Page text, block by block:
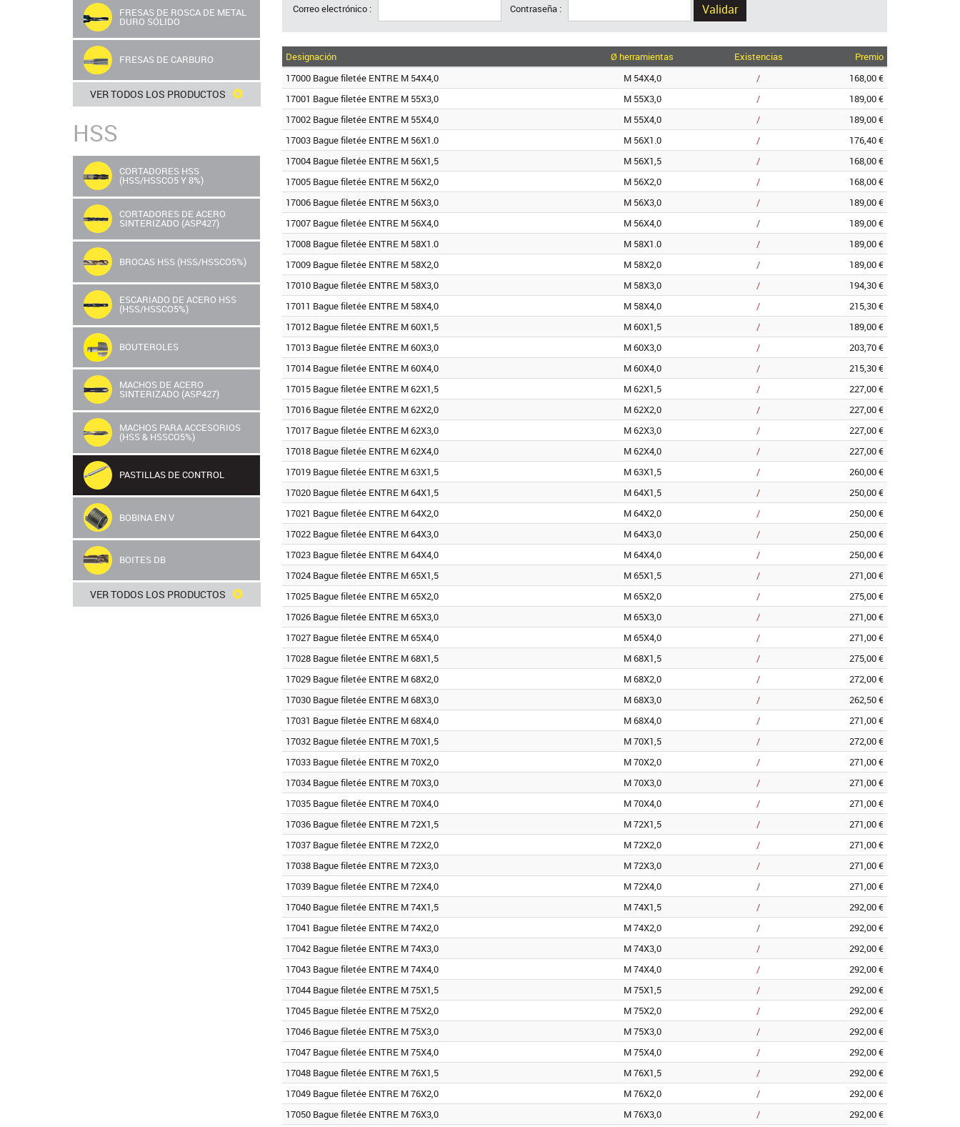
FRESAS DE ROSCA DE METAL
DURO SÓLIDO
FRESAS DE CARBURO
VER TODOS LOS PRODUCTOS
HSS
CORTADORES HSS
(HSS/HSSCO5 Y 8%)
CORTADORES DE ACERO
SINTERIZADO (ASP427)
BROCAS HSS (HSS/HSSCO5%)
ESCARIADO DE ACERO HSS
(HSS/HSSCO5%)
BOUTEROLES
MACHOS DE ACERO
SINTERIZADO (ASP427)
MACHOS PARA ACCESORIOS
(HSS & HSSCO5%)
PASTILLAS DE CONTROL
BOBINA EN V
BOITES DB
VER TODOS LOS PRODUCTOS
Correo electrónico : Contraseña : Validar
Designación Ø herramientas Existencias
Premio
17000 Bague filetée ENTRE M 54X4,0
M 54X4,0 /
168,00 €
17001 Bague filetée ENTRE M 55X3,0
M 55X3,0 /
189,00 €
17002 Bague filetée ENTRE M 55X4,0
M 55X4,0 /
189,00 €
17003 Bague filetée ENTRE M 56X1.0
M 56X1.0 /
176,40 €
17004 Bague filetée ENTRE M 56X1,5
M 56X1,5 /
168,00 €
17005 Bague filetée ENTRE M 56X2,0
M 56X2,0 /
168,00 €
17006 Bague filetée ENTRE M 56X3,0
M 56X3,0 /
189,00 €
17007 Bague filetée ENTRE M 56X4,0
M 56X4,0 /
189,00 €
17008 Bague filetée ENTRE M 58X1.0
M 58X1.0 /
189,00 €
17009 Bague filetée ENTRE M 58X2,0
M 58X2,0 /
189,00 €
17010 Bague filetée ENTRE M 58X3,0
M 58X3,0 /
194,30 €
17011 Bague filetée ENTRE M 58X4,0
M 58X4,0 /
215,30 €
17012 Bague filetée ENTRE M 60X1,5
M 60X1,5 /
189,00 €
17013 Bague filetée ENTRE M 60X3,0
M 60X3,0 /
203,70 €
17014 Bague filetée ENTRE M 60X4,0
M 60X4,0 /
215,30 €
17015 Bague filetée ENTRE M 62X1,5
M 62X1,5 /
227,00 €
17016 Bague filetée ENTRE M 62X2,0
M 62X2,0 /
227,00 €
17017 Bague filetée ENTRE M 62X3,0
M 62X3,0 /
227,00 €
17018 Bague filetée ENTRE M 62X4,0
M 62X4,0 /
227,00 €
17019 Bague filetée ENTRE M 63X1,5
M 63X1,5 /
260,00 €
17020 Bague filetée ENTRE M 64X1,5
M 64X1,5 /
250,00 €
17021 Bague filetée ENTRE M 64X2,0
M 64X2,0 /
250,00 €
17022 Bague filetée ENTRE M 64X3,0
M 64X3,0 /
250,00 €
17023 Bague filetée ENTRE M 64X4,0
M 64X4,0 /
250,00 €
17024 Bague filetée ENTRE M 65X1,5
M 65X1,5 /
271,00 €
17025 Bague filetée ENTRE M 65X2,0
M 65X2,0 /
275,00 €
17026 Bague filetée ENTRE M 65X3,0
M 65X3,0 /
271,00 €
17027 Bague filetée ENTRE M 65X4,0
M 65X4,0 /
271,00 €
17028 Bague filetée ENTRE M 68X1,5
M 68X1,5 /
275,00 €
17029 Bague filetée ENTRE M 68X2,0
M 68X2,0 /
272,00 €
17030 Bague filetée ENTRE M 68X3,0
M 68X3,0 /
262,50 €
17031 Bague filetée ENTRE M 68X4,0
M 68X4,0 /
271,00 €
17032 Bague filetée ENTRE M 70X1,5
M 70X1,5 /
272,00 €
17033 Bague filetée ENTRE M 70X2,0
M 70X2,0 /
271,00 €
17034 Bague filetée ENTRE M 70X3,0
M 70X3,0 /
271,00 €
17035 Bague filetée ENTRE M 70X4,0
M 70X4,0 /
271,00 €
17036 Bague filetée ENTRE M 72X1,5
M 72X1,5 /
271,00 €
17037 Bague filetée ENTRE M 72X2,0
M 72X2,0 /
271,00 €
17038 Bague filetée ENTRE M 72X3,0
M 72X3,0 /
271,00 €
17039 Bague filetée ENTRE M 72X4,0
M 72X4,0 /
271,00 €
17040 Bague filetée ENTRE M 74X1,5
M 74X1,5 /
292,00 €
17041 Bague filetée ENTRE M 74X2,0
M 74X2,0 /
292,00 €
17042 Bague filetée ENTRE M 74X3,0
M 74X3,0 /
292,00 €
17043 Bague filetée ENTRE M 74X4,0
M 74X4,0 /
292,00 €
17044 Bague filetée ENTRE M 75X1,5
M 75X1,5 /
292,00 €
17045 Bague filetée ENTRE M 75X2,0
M 75X2,0 /
292,00 €
17046 Bague filetée ENTRE M 75X3,0
M 75X3,0 /
292,00 €
17047 Bague filetée ENTRE M 75X4,0
M 75X4,0 /
292,00 €
17048 Bague filetée ENTRE M 76X1,5
M 76X1,5 /
292,00 €
17049 Bague filetée ENTRE M 76X2,0
M 76X2,0 /
292,00 €
17050 Bague filetée ENTRE M 76X3,0
M 76X3,0 /
292,00 €